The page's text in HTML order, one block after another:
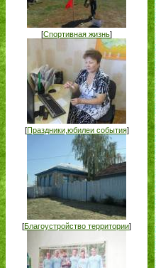
[Спортивная жизнь]
[Праздники,юбилеи события]
[Благоустройство территории]